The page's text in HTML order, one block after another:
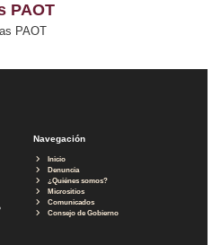
PAOT
PAOT
Navegación
Inicio
Denuncia
¿Quiénes somos?
Micrositios
Comunicados
Consejo de Gobierno